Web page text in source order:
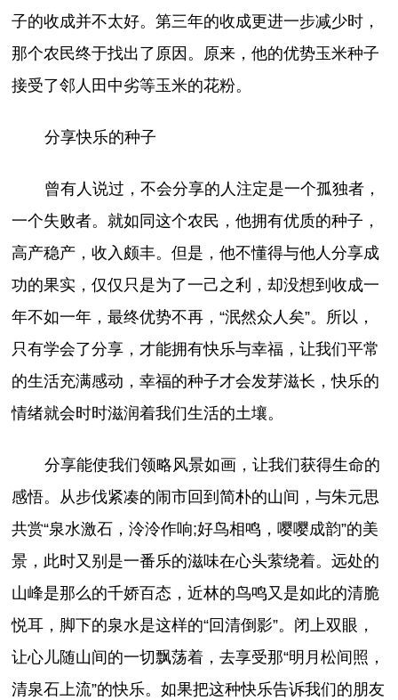
子的收成并不太好。第三年的收成更进一步减少时，
那个农民终于找出了原因。原来，他的优势玉米种子
接受了邻人田中劣等玉米的花粉。
分享快乐的种子
曾有人说过，不会分享的人注定是一个孤独者，
一个失败者。就如同这个农民，他拥有优质的种子，
高产稳产，收入颇丰。但是，他不懂得与他人分享成
功的果实，仅仅只是为了一己之利，却没想到收成一
年不如一年，最终优势不再，“泯然众人矣”。所以，
只有学会了分享，才能拥有快乐与幸福，让我们平常
的生活充满感动，幸福的种子才会发芽滋长，快乐的
情绪就会时时滋润着我们生活的土壤。
分享能使我们领略风景如画，让我们获得生命的
感悟。从步伐紧凑的闹市回到简朴的山间，与朱元思
共赏“泉水激石，泠泠作响;好鸟相鸣，嘤嘤成韵”的美
景，此时又别是一番乐的滋味在心头萦绕着。远处的
山峰是那么的千娇百态，近林的鸟鸣又是如此的清脆
悦耳，脚下的泉水是这样的“回清倒影”。闭上双眼，
让心儿随山间的一切飘荡着，去享受那“明月松间照，
清泉石上流”的快乐。如果把这种快乐告诉我们的朋友